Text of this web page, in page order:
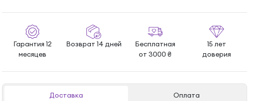
Гарантия 12
месяцев
Возврат 14 дней
Бесплатная
от 3000 ₴
15 лет
доверия
Доставка Оплата